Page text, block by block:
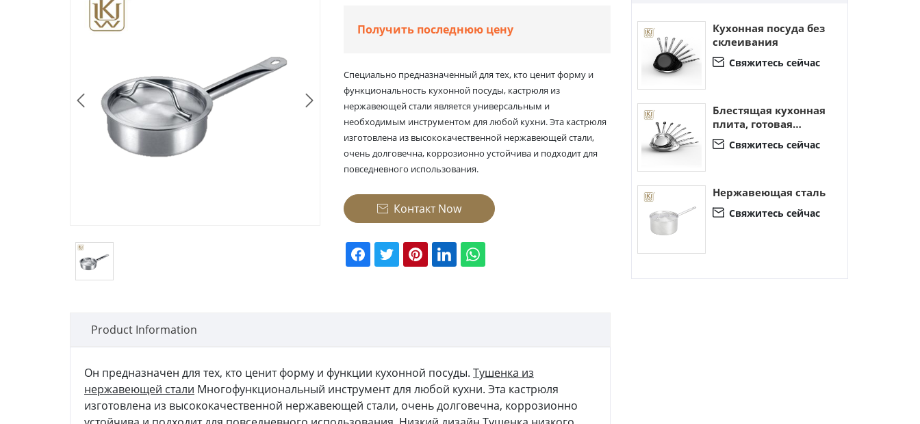
Кухонная посуда без
склеивания
 Свяжитесь сейчас
Блестящая кухонная
плита, готовая
сковороду.
 Свяжитесь сейчас
Нержавеющая сталь
 Свяжитесь сейчас
 
Получить последнюю цену
Специально предназначенный для тех, кто ценит форму и
функциональность кухонной посуды, кастрюля из
нержавеющей стали является универсальным и
необходимым инструментом для любой кухни. Эта кастрюля
изготовлена из высококачественной нержавеющей стали,
очень долговечна, коррозионно устойчива и подходит для
повседневного использования.
 Контакт Now
Product Information
Он предназначен для тех, кто ценит форму и функции кухонной посуды. Тушенка из
нержавеющей стали Многофункциональный инструмент для любой кухни. Эта кастрюля
изготовлена из высококачественной нержавеющей стали, очень долговечна, коррозионно